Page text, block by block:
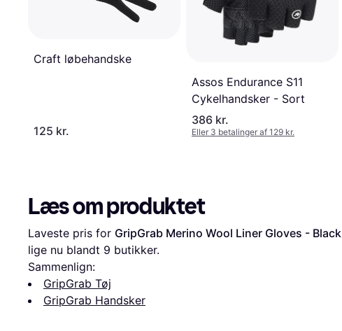
Craft løbehandske
125 kr.
Assos Endurance S11
Cykelhandsker - Sort
386 kr.
Eller 3 betalinger af 129 kr.
Læs om produktet
Laveste pris for GripGrab Merino Wool Liner Gloves - Black
lige nu blandt 9 butikker.
Sammenlign:
GripGrab Tøj
GripGrab Handsker